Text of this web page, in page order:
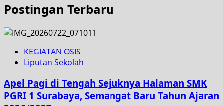
Postingan Terbaru
KEGIATAN OSIS
Liputan Sekolah
Apel Pagi di Tengah Sejuknya Halaman SMK
PGRI 1 Surabaya, Semangat Baru Tahun Ajaran